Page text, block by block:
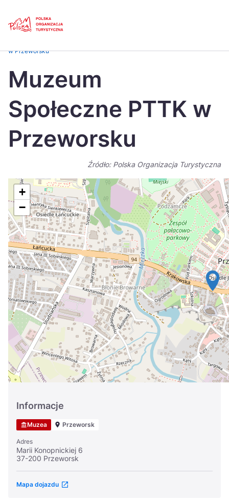
Česká
Dansk
Italiano
日本
Português
Suomi
Україна
Zamknij
w Przeworsku
Muzeum
Społeczne PTTK w
Przeworsku
Źródło: Polska Organizacja Turystyczna
+
−
Informacje
Muzea Przeworsk
Adres
Marii Konopnickiej 6
37-200 Przeworsk
Mapa dojazdu